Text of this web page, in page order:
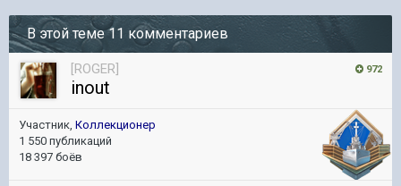
В этой теме 11 комментариев
972
[ROGER]
inout
Участник, Коллекционер
1 550 публикаций
18 397 боёв